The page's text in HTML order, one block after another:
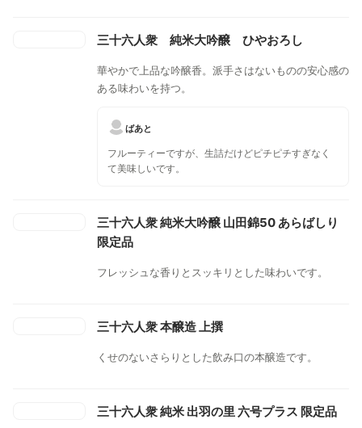
三十六人衆 純米大吟醸 ひやおろし
華やかで上品な吟醸香。派手さはないものの安心感の
ある味わいを持つ。
ばあと
フルーティーですが、生詰だけどピチピチすぎなく
て美味しいです。
三十六人衆 純米大吟醸 山田錦50 あらばしり
限定品
フレッシュな香りとスッキリとした味わいです。
三十六人衆 本醸造 上撰
くせのないさらりとした飲み口の本醸造です。
三十六人衆 純米 出羽の里 六号プラス 限定品